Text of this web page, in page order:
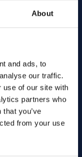
About
and ads, to
our traffic.
use of our site with
partners who
you’ve
from your use